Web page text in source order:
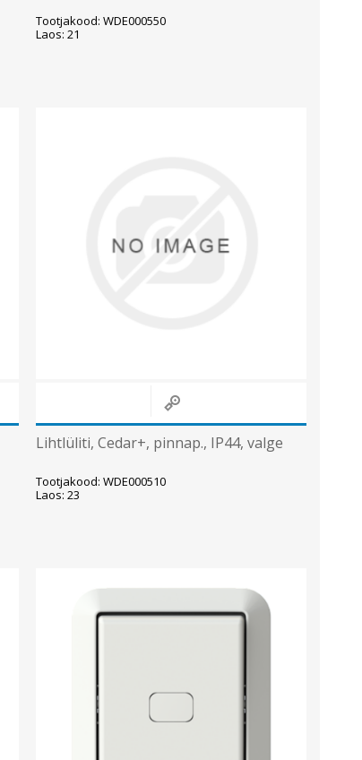
Tootjakood: WDE000550
Laos: 21
Lihtlüliti, Cedar+, pinnap., IP44, valge
Tootjakood: WDE000510
Laos: 23